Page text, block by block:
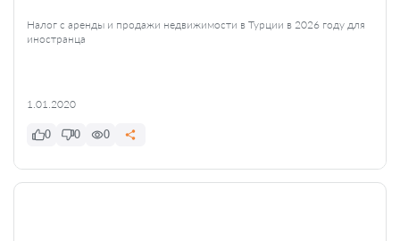
Налог с аренды и продажи недвижимости в Турции в 2026 году для
иностранца
1.01.2020
0 0 0